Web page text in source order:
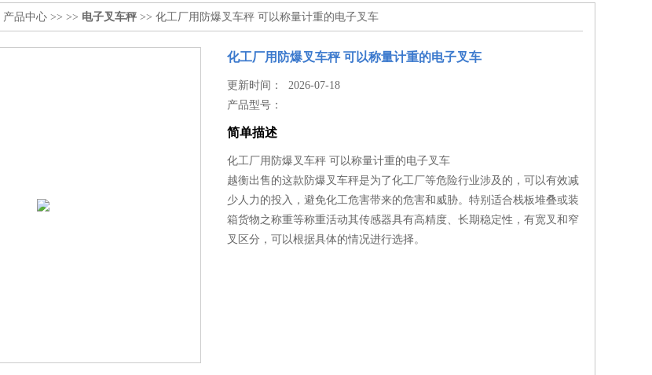
产品中心 >> >> 电子叉车秤 >> 化工厂用防爆叉车秤 可以称量计重的电子叉车
化工厂用防爆叉车秤 可以称量计重的电子叉车
更新时间： 2026-07-18
产品型号：
简单描述
化工厂用防爆叉车秤 可以称量计重的电子叉车
越衡出售的这款防爆叉车秤是为了化工厂等危险行业涉及的，可以有效减
少人力的投入，避免化工危害带来的危害和威胁。特别适合栈板堆叠或装
箱货物之称重等称重活动其传感器具有高精度、长期稳定性，有宽叉和窄
叉区分，可以根据具体的情况进行选择。